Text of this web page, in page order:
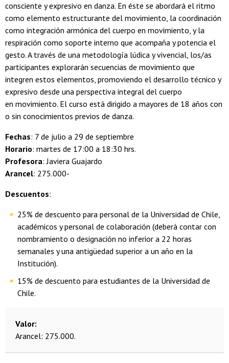
consciente y expresivo en danza. En éste se abordará el ritmo
como elemento estructurante del movimiento, la coordinación
como integración armónica del cuerpo en movimiento, y la
respiración como soporte interno que acompaña y potencia el
gesto. A través de una metodología lúdica y vivencial, los/as
participantes explorarán secuencias de movimiento que
integren estos elementos, promoviendo el desarrollo técnico y
expresivo desde una perspectiva integral del cuerpo
en movimiento. El curso está dirigido a mayores de 18 años con
o sin conocimientos previos de danza.
Fechas: 7 de julio a 29 de septiembre
Horario: martes de 17:00 a 18:30 hrs.
Profesora: Javiera Guajardo
Arancel: 275.000-
Descuentos:
25% de descuento para personal de la Universidad de Chile,
académicos y personal de colaboración (deberá contar con
nombramiento o designación no inferior a 22 horas
semanales y una antigüedad superior a un año en la
Institución).
15% de descuento para estudiantes de la Universidad de
Chile.
Valor
Arancel: 275.000.